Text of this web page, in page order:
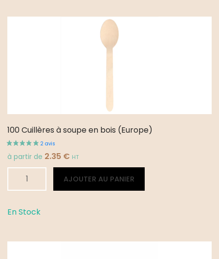
100 Cuillères à soupe en bois (Europe)
à partir de 2.35 € HT
Cuillères
en
AJOUTER AU PANIER
Alternative:
En Stock